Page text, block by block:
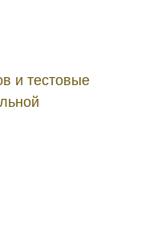
и тестовые